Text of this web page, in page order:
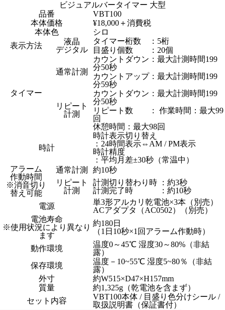
ビジュアルバータイマー 大型
品番
VBT100
本体価格
¥18,000＋消費税
本体色
シロ
表示方法
液晶
デジタル
タイマー桁数 ：5桁
目盛り個数 ：20個
タイマー
通常計測
カウントダウン：最大計測時間199
分50秒
カウントアップ：最大計測時間199
分59秒
リピート
計測
カウントダウン：最大計測時間199
分50秒
リピート数 ：
作業時間：最大99
回
休憩時間：最大98回
時計
時計表示切り替え
：24時間表示⇔AM / PM表示
時計精度
：平均月差±30秒（常温中）
アラーム
作動時間
※消音切り
替え可能
通常計測
約10秒
リピート
計測
計測切り替わり時 ：約3秒
計測完了時 ：約10秒
電源
単3形アルカリ乾電池×3本（別売）
ACアダプタ（AC0502）（別売）
電池寿命
※使用状況により異なり
ます
約180日
（1日10秒×1回アラーム作動時）
動作環境
温度0～45℃ 湿度30～80%（非結
露）
保存環境
温度－10~55℃ 湿度5~80％（非結
露）
外寸
約W515×D47×H157mm
質量
約1,325g（乾電池を含まず）
セット内容
VBT100本体 / 目盛り色分けシール /
取扱説明書（保証書付）